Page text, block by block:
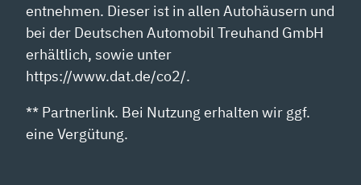
entnehmen. Dieser ist in allen Autohäusern und
bei der Deutschen Automobil Treuhand GmbH
erhältlich, sowie unter
https://www.dat.de/co2/.
** Partnerlink. Bei Nutzung erhalten wir ggf.
eine Vergütung.